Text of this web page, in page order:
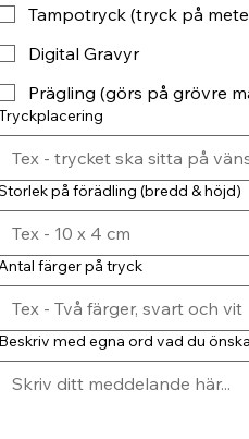
Tampotryck (tryck på
Digital Gravyr
Prägling (görs på grövre
på förädling (bredd & höjd)
färger på tryck
med egna ord vad du